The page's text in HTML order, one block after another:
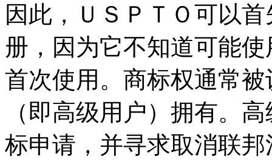
因此，ＵＳＰＴＯ可以
册，因为它不知道可能
首次使用。商标权通常
（即高级用户）拥有。
标申请，并寻求取消联